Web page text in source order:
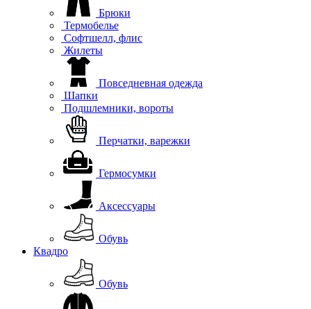
Брюки
Термобелье
Софтшелл, флис
Жилеты
Повседневная одежда
Шапки
Подшлемники, вороты
Перчатки, варежки
Гермосумки
Аксессуары
Обувь
Квадро
Обувь